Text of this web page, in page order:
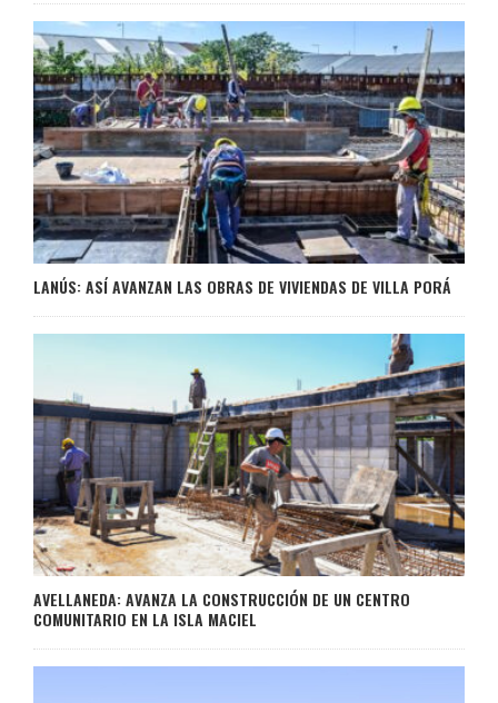
LANÚS: ASÍ AVANZAN LAS OBRAS DE VIVIENDAS DE VILLA PORÁ
AVELLANEDA: AVANZA LA CONSTRUCCIÓN DE UN CENTRO
COMUNITARIO EN LA ISLA MACIEL